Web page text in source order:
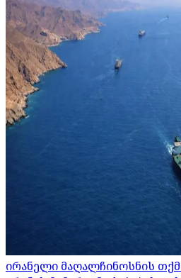
ირანელი მაღალჩინოსნის